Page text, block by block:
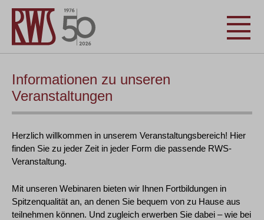
Informationen zu unseren
Veranstaltungen
Herzlich willkommen in unserem Veranstaltungsbereich! Hier
finden Sie zu jeder Zeit in jeder Form die passende RWS-
Veranstaltung.
Mit unseren Webinaren bieten wir Ihnen Fortbildungen in
Spitzenqualität an, an denen Sie bequem von zu Hause aus
teilnehmen können. Und zugleich erwerben Sie dabei – wie bei